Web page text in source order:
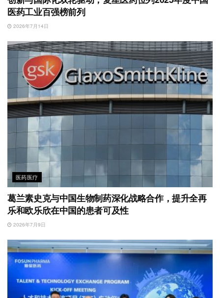
医药工业百强榜前列
2026年7月14日
医药医疗
葛兰素史克与中国生物制药深化战略合作，提升全再
乐和欧乐欣在中国的患者可及性
2026年7月9日